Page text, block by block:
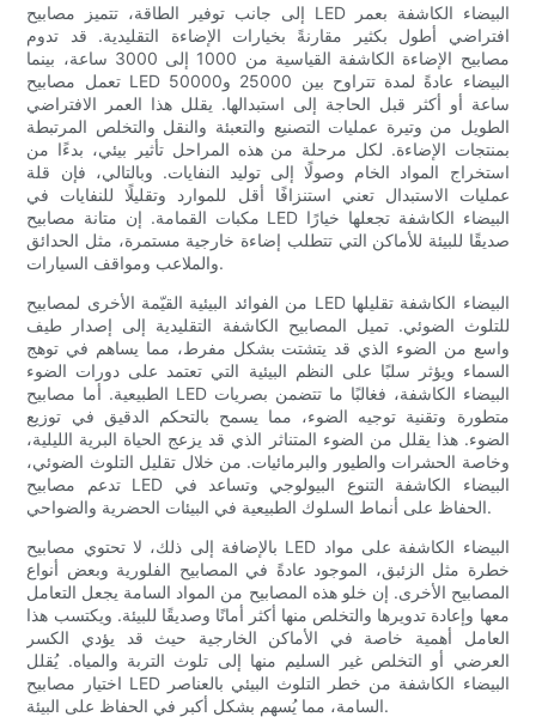
إلى جانب توفير الطاقة، تتميز مصابيح LED البيضاء الكاشفة بعمر
افتراضي أطول بكثير مقارنةً بخيارات الإضاءة التقليدية. قد تدوم
مصابيح الإضاءة الكاشفة القياسية من 1000 إلى 3000 ساعة، بينما
تعمل مصابيح LED البيضاء عادةً لمدة تتراوح بين 25000 و50000
ساعة أو أكثر قبل الحاجة إلى استبدالها. يقلل هذا العمر الافتراضي
الطويل من وتيرة عمليات التصنيع والتعبئة والنقل والتخلص المرتبطة
بمنتجات الإضاءة. لكل مرحلة من هذه المراحل تأثير بيئي، بدءًا من
استخراج المواد الخام وصولًا إلى توليد النفايات. وبالتالي، فإن قلة
عمليات الاستبدال تعني استنزافًا أقل للموارد وتقليلًا للنفايات في
مكبات القمامة. إن متانة مصابيح LED البيضاء الكاشفة تجعلها خيارًا
صديقًا للبيئة للأماكن التي تتطلب إضاءة خارجية مستمرة، مثل الحدائق
والملاعب ومواقف السيارات.
من الفوائد البيئية القيّمة الأخرى لمصابيح LED البيضاء الكاشفة تقليلها
للتلوث الضوئي. تميل المصابيح الكاشفة التقليدية إلى إصدار طيف
واسع من الضوء الذي قد يتشتت بشكل مفرط، مما يساهم في توهج
السماء ويؤثر سلبًا على النظم البيئية التي تعتمد على دورات الضوء
الطبيعية. أما مصابيح LED البيضاء الكاشفة، فغالبًا ما تتضمن بصريات
متطورة وتقنية توجيه الضوء، مما يسمح بالتحكم الدقيق في توزيع
الضوء. هذا يقلل من الضوء المتناثر الذي قد يزعج الحياة البرية الليلية،
وخاصة الحشرات والطيور والبرمائيات. من خلال تقليل التلوث الضوئي،
تدعم مصابيح LED البيضاء الكاشفة التنوع البيولوجي وتساعد في
الحفاظ على أنماط السلوك الطبيعية في البيئات الحضرية والضواحي.
بالإضافة إلى ذلك، لا تحتوي مصابيح LED البيضاء الكاشفة على مواد
خطرة مثل الزئبق، الموجود عادةً في المصابيح الفلورية وبعض أنواع
المصابيح الأخرى. إن خلو هذه المصابيح من المواد السامة يجعل التعامل
معها وإعادة تدويرها والتخلص منها أكثر أمانًا وصديقًا للبيئة. ويكتسب هذا
العامل أهمية خاصة في الأماكن الخارجية حيث قد يؤدي الكسر
العرضي أو التخلص غير السليم منها إلى تلوث التربة والمياه. يُقلل
اختيار مصابيح LED البيضاء الكاشفة من خطر التلوث البيئي بالعناصر
السامة، مما يُسهم بشكل أكبر في الحفاظ على البيئة.